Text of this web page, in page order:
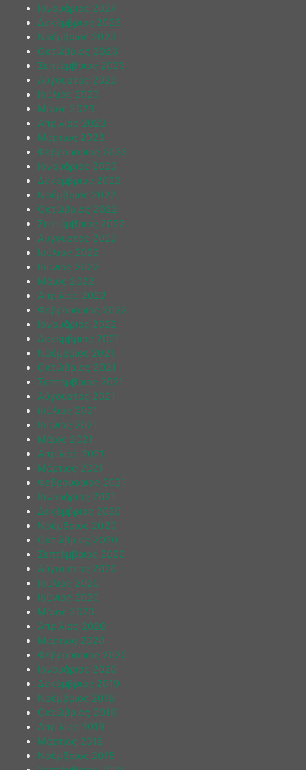
Ιανουάριος 2024
Δεκέμβριος 2023
Νοέμβριος 2023
Οκτώβριος 2023
Σεπτέμβριος 2023
Αύγουστος 2023
Ιούλιος 2023
Μάιος 2023
Απρίλιος 2023
Μάρτιος 2023
Φεβρουάριος 2023
Ιανουάριος 2023
Δεκέμβριος 2022
Νοέμβριος 2022
Οκτώβριος 2022
Σεπτέμβριος 2022
Αύγουστος 2022
Ιούλιος 2022
Ιούνιος 2022
Μάιος 2022
Απρίλιος 2022
Φεβρουάριος 2022
Ιανουάριος 2022
Δεκέμβριος 2021
Νοέμβριος 2021
Οκτώβριος 2021
Σεπτέμβριος 2021
Αύγουστος 2021
Ιούλιος 2021
Ιούνιος 2021
Μάιος 2021
Απρίλιος 2021
Μάρτιος 2021
Φεβρουάριος 2021
Ιανουάριος 2021
Δεκέμβριος 2020
Νοέμβριος 2020
Οκτώβριος 2020
Σεπτέμβριος 2020
Αύγουστος 2020
Ιούλιος 2020
Ιούνιος 2020
Μάιος 2020
Απρίλιος 2020
Μάρτιος 2020
Φεβρουάριος 2020
Ιανουάριος 2020
Δεκέμβριος 2019
Νοέμβριος 2019
Οκτώβριος 2019
Απρίλιος 2019
Μάρτιος 2019
Νοέμβριος 2018